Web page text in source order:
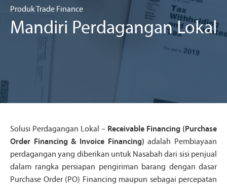
Produk Trade Finance
Mandiri Perdagangan Lokal
Solusi Perdagangan Lokal – Receivable Financing (Purchase
Order Financing & Invoice Financing) adalah Pembiayaan
perdagangan yang diberikan untuk Nasabah dari sisi penjual
dalam rangka persiapan pengiriman barang dengan dasar
Purchase Order (PO) Financing maupun sebagai percepatan